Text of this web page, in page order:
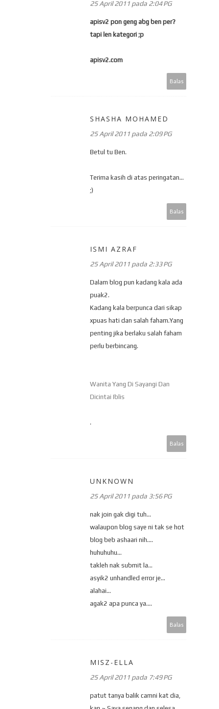
25 April 2011 pada 2:04 PG
apisv2 pon geng abg ben per?
tapi len kategori ;p
apisv2.com
Balas
SHASHA MOHAMED
25 April 2011 pada 2:09 PG
Betul tu Ben.
Terima kasih di atas peringatan...
;)
Balas
ISMI AZRAF
25 April 2011 pada 2:33 PG
Dalam blog pun kadang kala ada
puak2.
Kadang kala berpunca dari sikap
xpuas hati dan salah faham.Yang
penting jika berlaku salah faham
perlu berbincang.
Wanita Yang Di Sayangi Dan
Dicintai Iblis
.
Balas
UNKNOWN
25 April 2011 pada 3:56 PG
nak join gak digi tuh...
walaupon blog saye ni tak se hot
blog beb ashaari nih....
huhuhuhu...
takleh nak submit la...
asyik2 unhandled error je...
alahai...
agak2 apa punca ya....
Balas
MISZ-ELLA
25 April 2011 pada 7:49 PG
patut tanya balik camni kat dia,